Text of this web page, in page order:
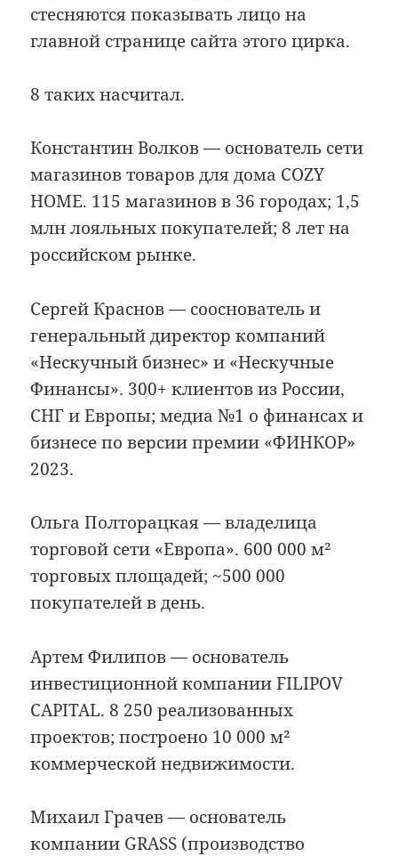
стесняются показывать лицо на
главной странице сайта этого цирка.
8 таких насчитал.
Константин Волков — основатель сети
магазинов товаров для дома COZY
HOME. 115 магазинов в 36 городах; 1,5
млн лояльных покупателей; 8 лет на
российском рынке.
Сергей Краснов — сооснователь и
генеральный директор компаний
«Нескучный бизнес» и «Нескучные
Финансы». 300+ клиентов из России,
СНГ и Европы; медиа №1 о финансах и
бизнесе по версии премии «ФИНКОР»
2023.
Ольга Полторацкая — владелица
торговой сети «Европа». 600 000 м²
торговых площадей; ~500 000
покупателей в день.
Артем Филипов — основатель
инвестиционной компании FILIPOV
CAPITAL. 8 250 реализованных
проектов; построено 10 000 м²
коммерческой недвижимости.
Михаил Грачев — основатель
компании GRASS (производство